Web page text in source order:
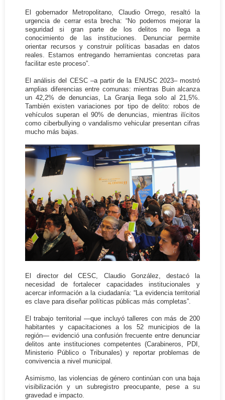
El gobernador Metropolitano, Claudio Orrego, resaltó la
urgencia de cerrar esta brecha: “No podemos mejorar la
seguridad si gran parte de los delitos no llega a
conocimiento de las instituciones. Denunciar permite
orientar recursos y construir políticas basadas en datos
reales. Estamos entregando herramientas concretas para
facilitar este proceso”.
El análisis del CESC –a partir de la ENUSC 2023– mostró
amplias diferencias entre comunas: mientras Buin alcanza
un 42,2% de denuncias, La Granja llega solo al 21,5%.
También existen variaciones por tipo de delito: robos de
vehículos superan el 90% de denuncias, mientras ilícitos
como ciberbullying o vandalismo vehicular presentan cifras
mucho más bajas.
El director del CESC, Claudio González, destacó la
necesidad de fortalecer capacidades institucionales y
acercar información a la ciudadanía: “La evidencia territorial
es clave para diseñar políticas públicas más completas”.
El trabajo territorial —que incluyó talleres con más de 200
habitantes y capacitaciones a los 52 municipios de la
región— evidenció una confusión frecuente entre denunciar
delitos ante instituciones competentes (Carabineros, PDI,
Ministerio Público o Tribunales) y reportar problemas de
convivencia a nivel municipal.
Asimismo, las violencias de género continúan con una baja
visibilización y un subregistro preocupante, pese a su
gravedad e impacto.